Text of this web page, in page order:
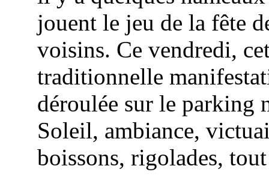
jouent le jeu de la fête
voisins. Ce vendredi,
traditionnelle
déroulée sur le parking
Soleil, ambiance,
boissons, rigolades,